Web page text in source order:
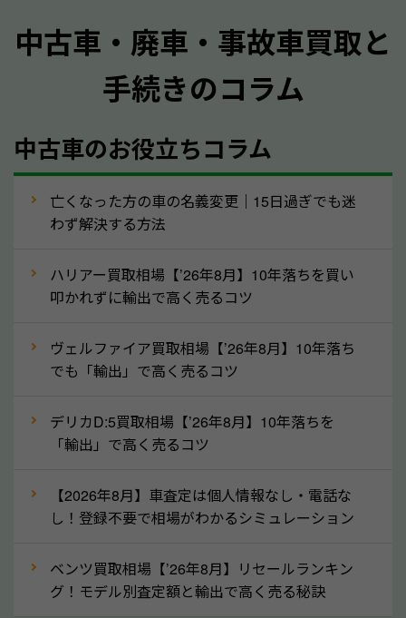
質問させていただく内容は以下の通りとなります。
メーカー／車種
型式／グレード
走行距離（例：約〇万キロ）
車検の満了日
内装や外装の状態
定を行い高価買取価格をつけやすくなります。
ってきます！
月割りで返還されるものです。ですから、自動車税の
還付金は早めに売却するほど多く還付されます。不要
③自動車税の還付金の扱いについて確認し
車を廃車にすると、自動車税の還付金を受け取ること
中古車・廃車・事故車買取と
手続きのコラム
中古車のお役立ちコラム
亡くなった方の車の名義変更｜15日過ぎでも迷
わず解決する方法
ハリアー買取相場【’26年8月】10年落ちを買い
叩かれずに輸出で高く売るコツ
ヴェルファイア買取相場【’26年8月】10年落ち
でも「輸出」で高く売るコツ
デリカD:5買取相場【’26年8月】10年落ちを
「輸出」で高く売るコツ
【2026年8月】車査定は個人情報なし・電話な
し！登録不要で相場がわかるシミュレーション
ベンツ買取相場【’26年8月】リセールランキン
グ！モデル別査定額と輸出で高く売る秘訣